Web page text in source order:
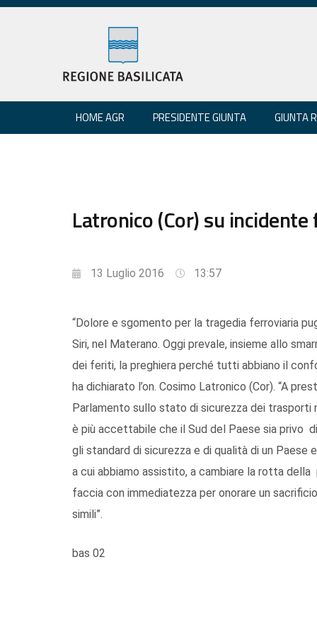
HOME AGR PRESIDENTE GIUNTA GIUNTA
Latronico (Cor) su
13 Luglio 2016 13:57
“Dolore e sgomento per la tragedia ferroviaria
Siri, nel Materano. Oggi prevale, insieme allo
dei feriti, la preghiera perché tutti abbiano il
ha dichiarato l’on. Cosimo Latronico (Cor). “A
Parlamento sullo stato di sicurezza dei trasporti
è più accettabile che il Sud del Paese sia privo
gli standard di sicurezza e di qualità di un
a cui abbiamo assistito, a cambiare la rotta
faccia con immediatezza per onorare un
simili”.
bas 02